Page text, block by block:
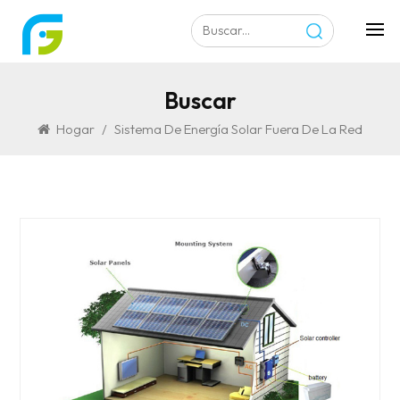
Buscar
Hogar / Sistema De Energía Solar Fuera De La Red